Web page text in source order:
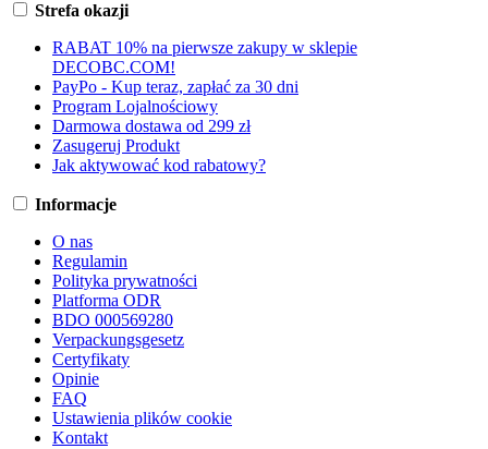
Strefa okazji
RABAT 10% na pierwsze zakupy w sklepie
DECOBC.COM!
PayPo - Kup teraz, zapłać za 30 dni
Program Lojalnościowy
Darmowa dostawa od 299 zł
Zasugeruj Produkt
Jak aktywować kod rabatowy?
Informacje
O nas
Regulamin
Polityka prywatności
Platforma ODR
BDO 000569280
Verpackungsgesetz
Certyfikaty
Opinie
FAQ
Ustawienia plików cookie
Kontakt